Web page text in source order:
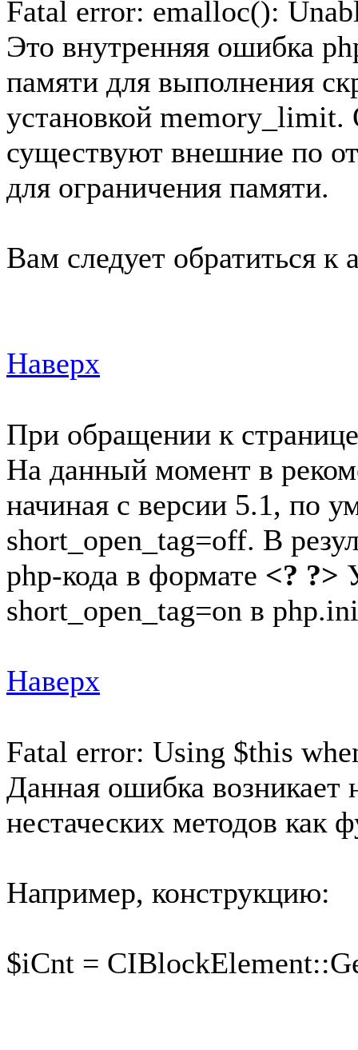
Fatal error: emalloc():
Это внутренняя ошибка
памяти для выполнения
установкой memory_limit.
существуют внешние по
для ограничения памяти.
Вам следует обратиться к
Наверх
При обращении к
На данный момент в
начиная с версии 5.1, по
short_open_tag=off. В
php-кода в формате <? ?>
short_open_tag=on в
Наверх
Fatal error: Using $this
Данная ошибка возникает
нестаческих методов как
Например, конструкцию:
$iCnt =